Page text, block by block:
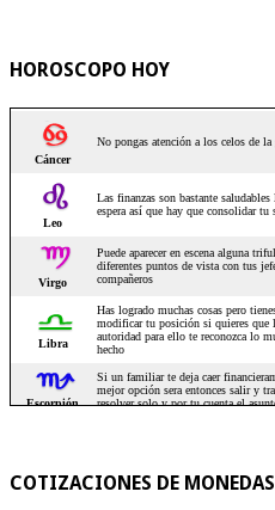
HOROSCOPO HOY
COTIZACIONES DE MONEDAS